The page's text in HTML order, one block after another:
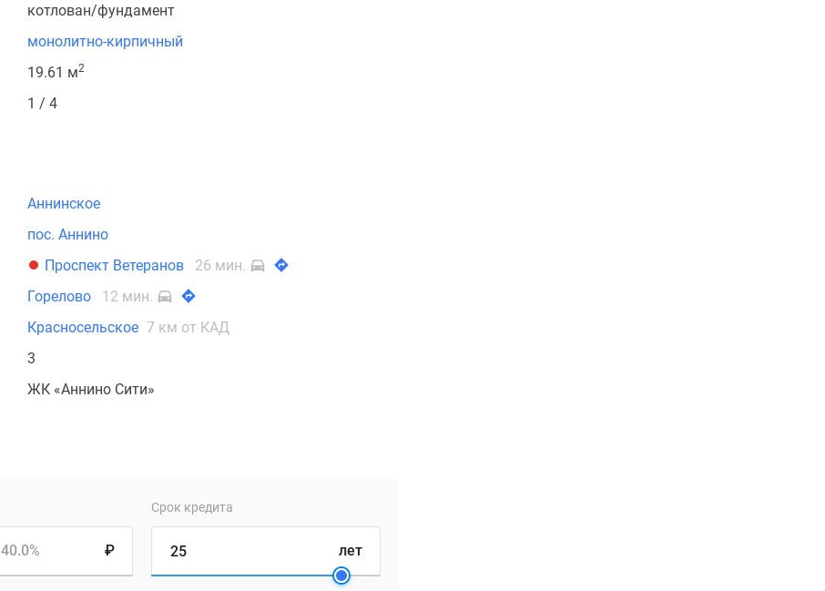
котлован/фундамент
монолитно-кирпичный
19.61 м2
1 / 4
Аннинское
пос. Аннино
Проспект Ветеранов
26 мин.
Горелово
12 мин.
Красносельское 7 км от КАД
3
ЖК «Аннино Сити»
₽
40.0%
Срок кредита
лет